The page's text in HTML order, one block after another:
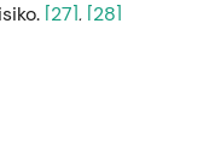
[27], [28]